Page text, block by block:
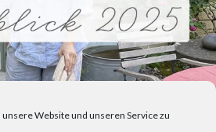
Website und unseren Service zu